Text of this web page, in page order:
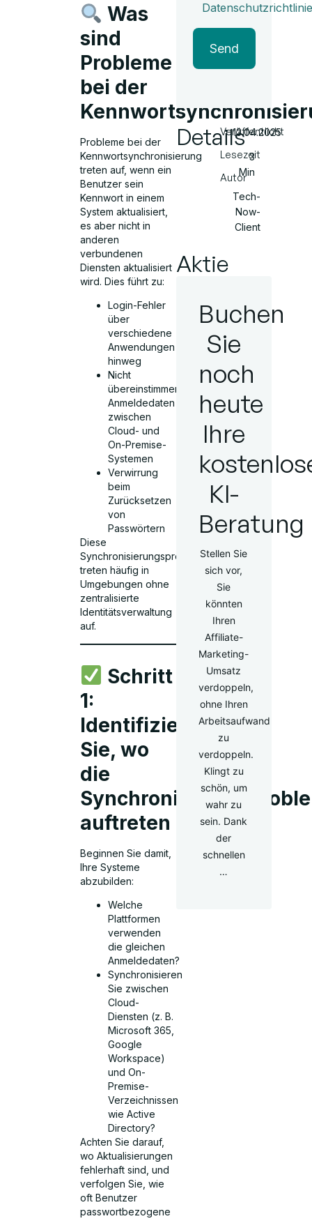
Was
sind
Probleme
bei der
Probleme bei der
Kennwortsynchronisierung
treten auf, wenn ein
Benutzer sein
Kennwort in einem
System aktualisiert,
es aber nicht in
anderen
verbundenen
Diensten aktualisiert
wird. Dies führt zu:
Login-Fehler
über
verschiedene
Anwendungen
hinweg
Nicht
übereinstimmende
Anmeldedaten
zwischen
Cloud- und
On-Premise-
Systemen
Verwirrung
beim
Zurücksetzen
von
Passwörtern
Diese
Synchronisierungsprobleme
treten häufig in
Umgebungen ohne
zentralisierte
Identitätsverwaltung
auf.
Schritt
1:
Identifizieren
Sie, wo
die
auftreten
Beginnen Sie damit,
Ihre Systeme
abzubilden:
Welche
Plattformen
verwenden
die gleichen
Anmeldedaten?
Synchronisieren
Sie zwischen
Cloud-
Diensten (z. B.
Microsoft 365,
Google
Workspace)
und On-
Premise-
Verzeichnissen
wie Active
Directory?
Achten Sie darauf,
wo Aktualisierungen
fehlerhaft sind, und
verfolgen Sie, wie
oft Benutzer
passwortbezogene
Datenschutzrichtlinie
Send
DetailsVeröffentlicht
Lesezeit
Autor
13.04.2025
3
Min
Tech-
Now-
Client
Aktie
Buchen
Sie
noch
heute
Ihre
KI-
Beratung
Stellen Sie
sich vor,
Sie
könnten
Ihren
Affiliate-
Marketing-
Umsatz
verdoppeln,
ohne Ihren
Arbeitsaufwand
zu
verdoppeln.
Klingt zu
schön, um
wahr zu
sein. Dank
der
schnellen
…